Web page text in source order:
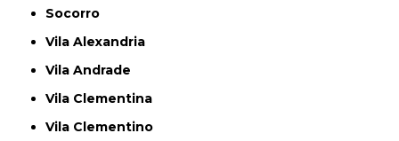
Socorro
Vila Alexandria
Vila Andrade
Vila Clementina
Vila Clementino